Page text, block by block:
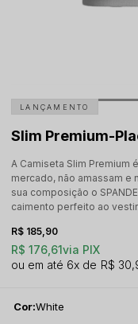
LANÇAMENTO
Slim Premium-
A Camiseta Slim
mercado, não amassam
sua composição o
caimento perfeito ao vestir.
R$ 176,61via PIX
R$ 185,90
6x R$
Cor:White